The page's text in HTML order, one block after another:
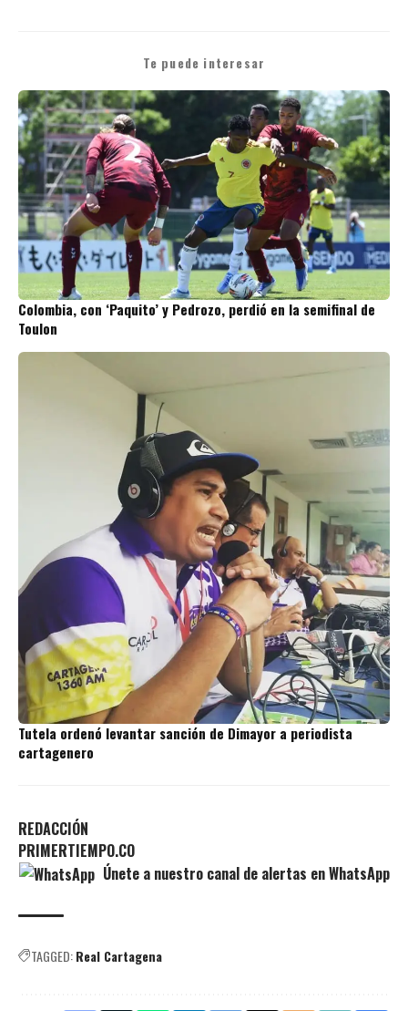
Te puede interesar
Colombia, con ‘Paquito’ y Pedrozo, perdió en la semifinal de
Toulon
Tutela ordenó levantar sanción de Dimayor a periodista
cartagenero
REDACCIÓN
PRIMERTIEMPO.CO
Únete a nuestro canal de alertas en WhatsApp
TAGGED:Real Cartagena